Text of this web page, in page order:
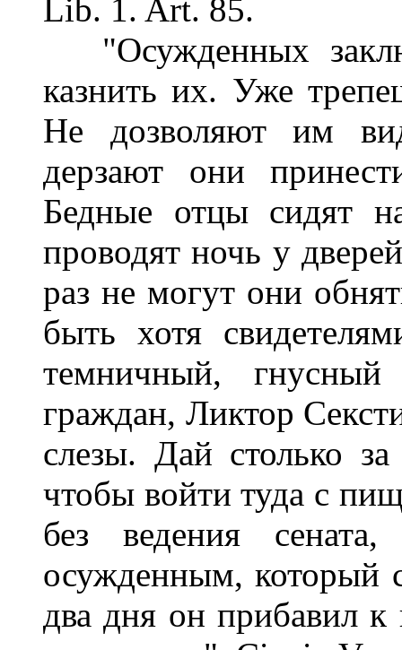
Lib. 1. Art. 85.
"Осужденных
казнить их. Уже
Не дозволяют им
дерзают они
Бедные отцы сидят
проводят ночь у
раз не могут они
быть хотя
темничный,
граждан, Ликтор
слезы. Дай столько
чтобы войти туда с
без ведения
осужденным, который
два дня он прибавил